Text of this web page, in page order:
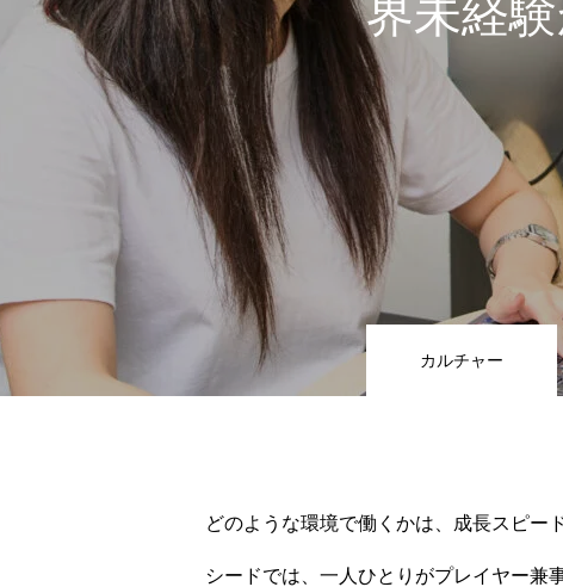
界未経
カルチャー
どのような環境で働くかは、成長スピー
シードでは、一人ひとりがプレイヤー兼